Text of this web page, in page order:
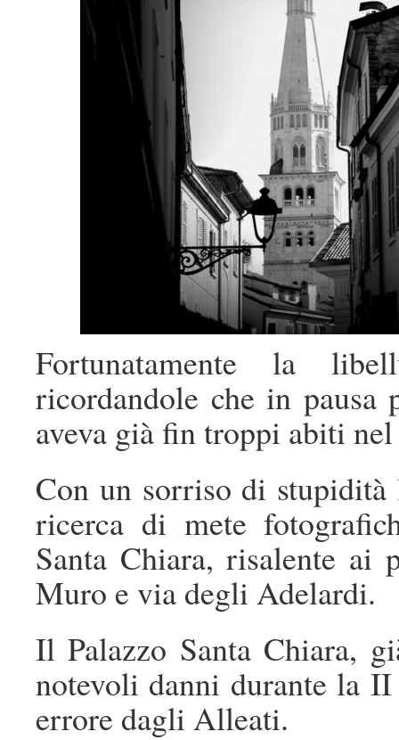
Fortunatamente la
ricordandole che in pausa
aveva già fin troppi abiti
Con un sorriso di
ricerca di mete
Santa Chiara, risalente ai
Muro e via degli Adelardi.
Il Palazzo Santa Chiara,
notevoli danni durante la
errore dagli Alleati.